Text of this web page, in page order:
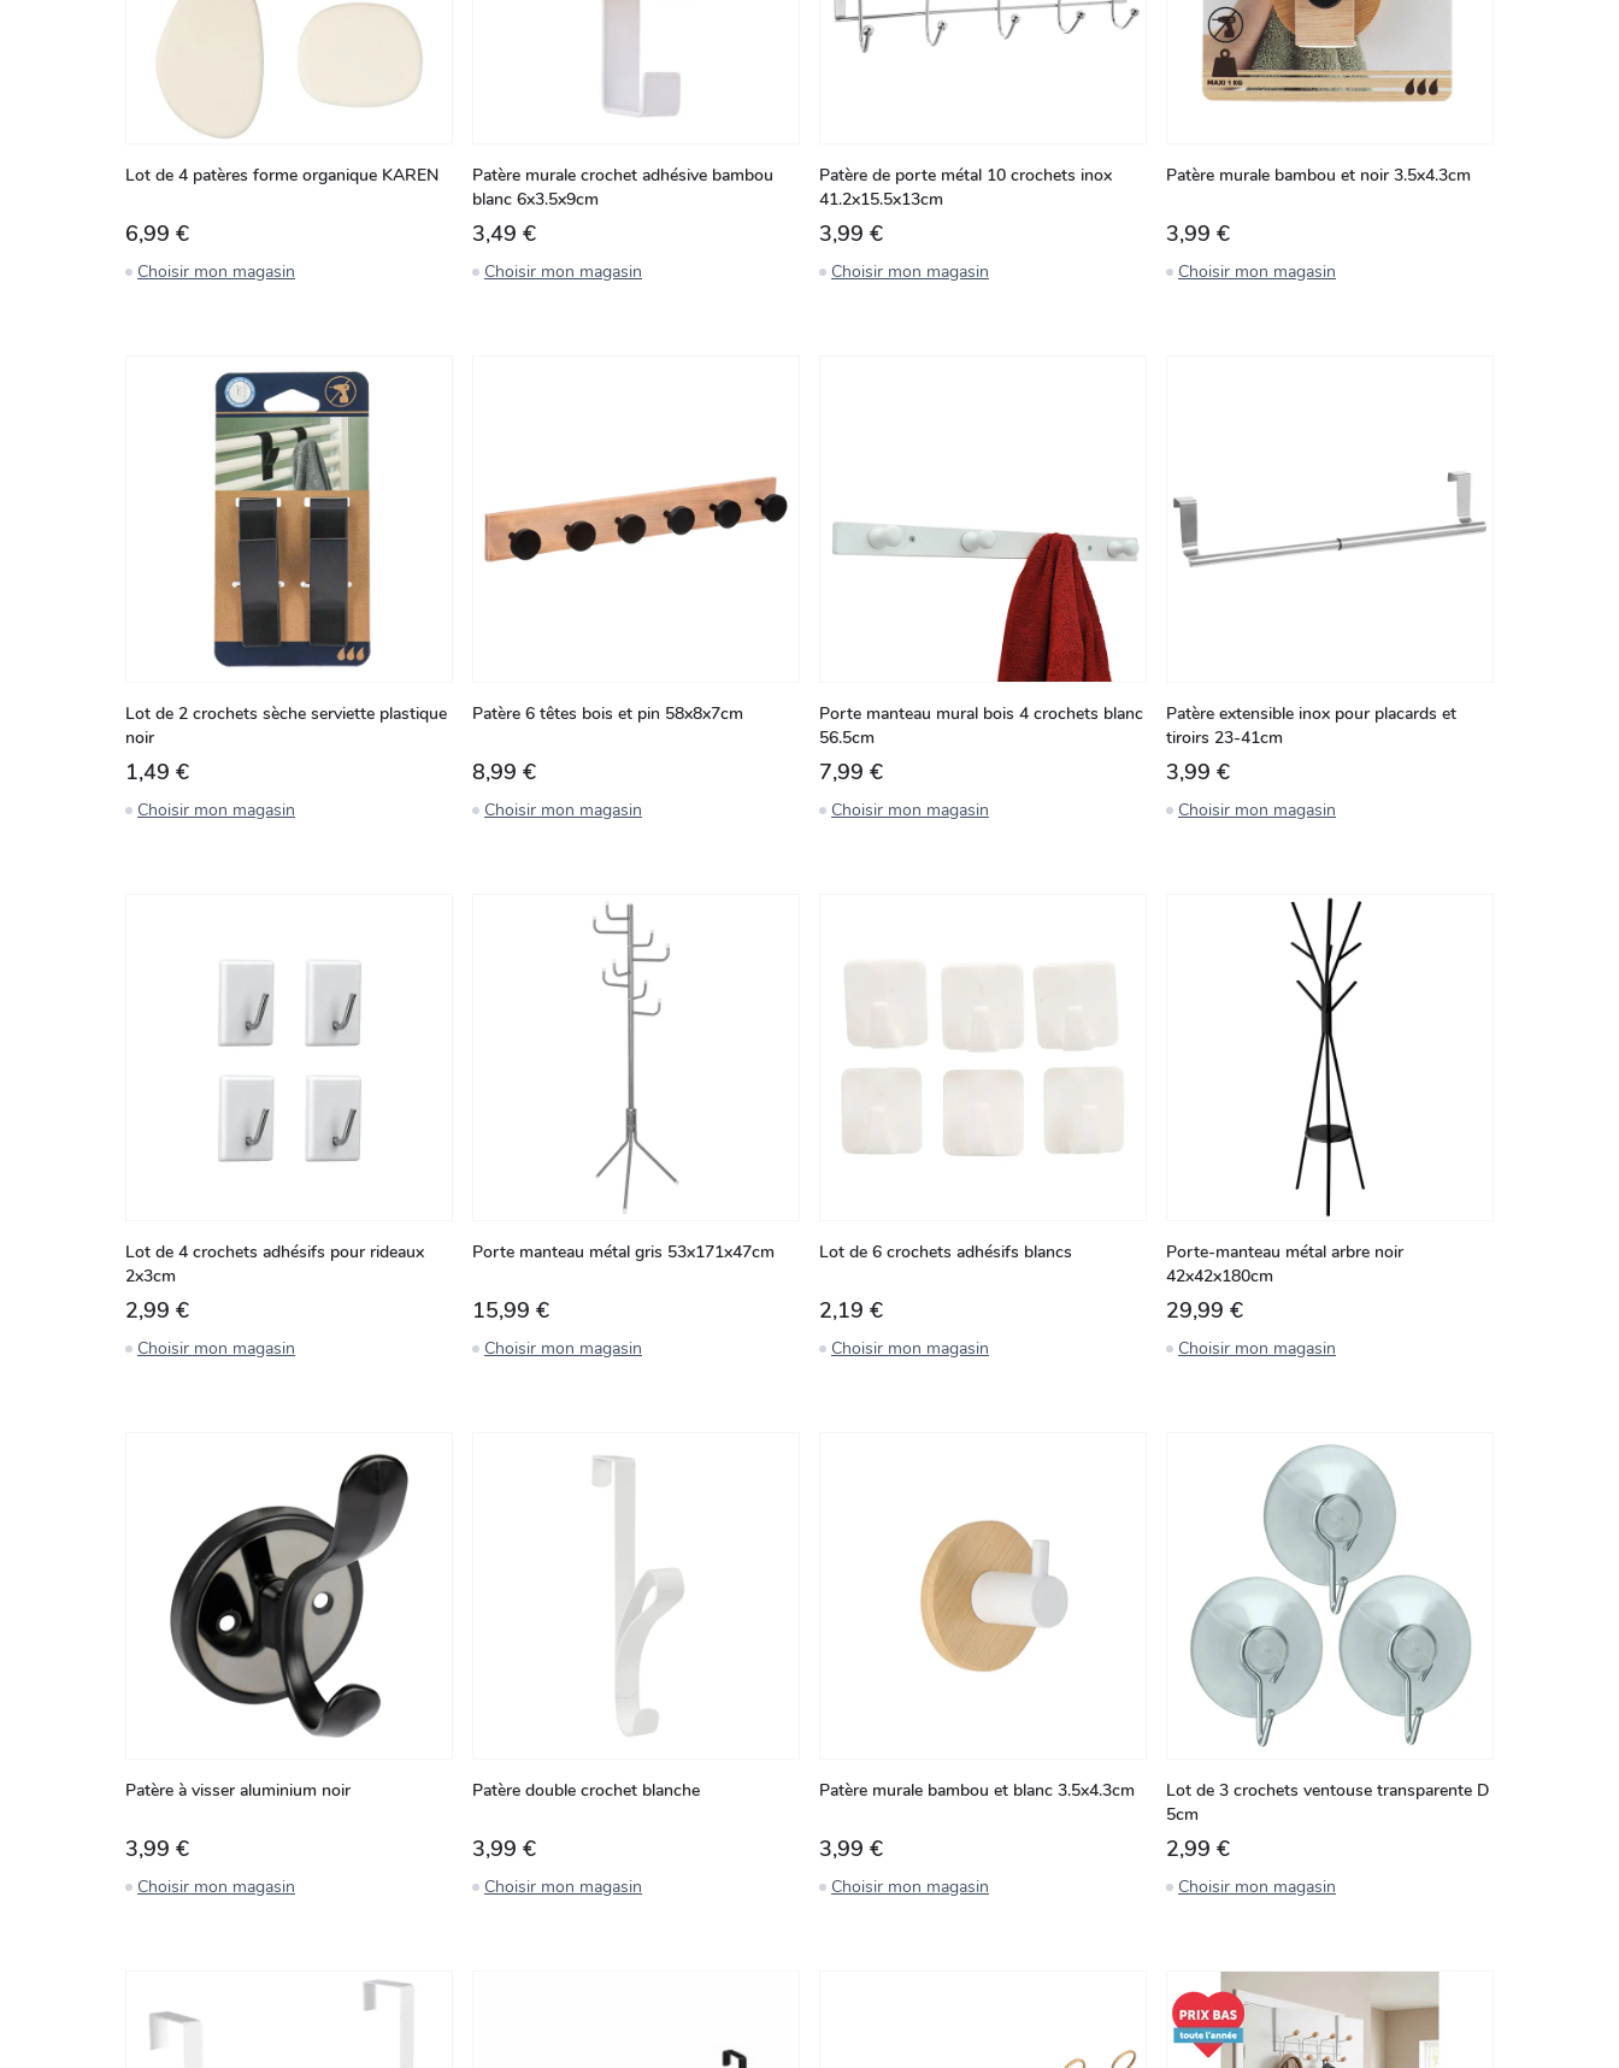
Lot de 4 patères forme organique KAREN
6,99 €
Choisir mon magasin
Patère murale crochet adhésive bambou
blanc 6x3.5x9cm
3,49 €
Choisir mon magasin
Patère de porte métal 10 crochets inox
41.2x15.5x13cm
3,99 €
Choisir mon magasin
Patère murale bambou et noir 3.5x4.3cm
3,99 €
Choisir mon magasin
Lot de 2 crochets sèche serviette plastique
noir
1,49 €
Choisir mon magasin
Patère 6 têtes bois et pin 58x8x7cm
8,99 €
Choisir mon magasin
Porte manteau mural bois 4 crochets blanc
56.5cm
7,99 €
Choisir mon magasin
Patère extensible inox pour placards et
tiroirs 23-41cm
3,99 €
Choisir mon magasin
Lot de 4 crochets adhésifs pour rideaux
2x3cm
2,99 €
Choisir mon magasin
Porte manteau métal gris 53x171x47cm
15,99 €
Choisir mon magasin
Lot de 6 crochets adhésifs blancs
2,19 €
Choisir mon magasin
Porte-manteau métal arbre noir
42x42x180cm
29,99 €
Choisir mon magasin
Patère à visser aluminium noir
3,99 €
Choisir mon magasin
Patère double crochet blanche
3,99 €
Choisir mon magasin
Patère murale bambou et blanc 3.5x4.3cm
3,99 €
Choisir mon magasin
Lot de 3 crochets ventouse transparente D
5cm
2,99 €
Choisir mon magasin